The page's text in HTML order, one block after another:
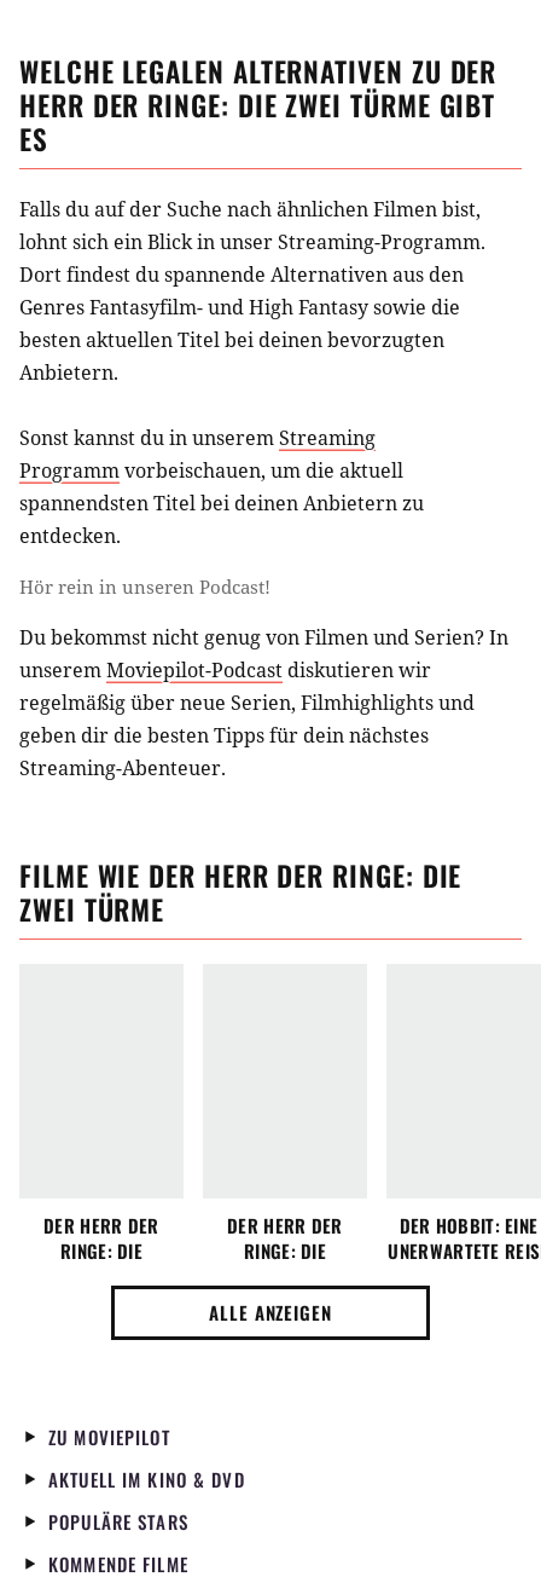
WELCHE LEGALEN ALTERNATIVEN ZU DER
HERR DER RINGE: DIE ZWEI TÜRME GIBT
ES
Falls du auf der Suche nach ähnlichenFilmenbist,
lohnt sich ein Blick in unser Streaming-Programm.
Dort findest du spannende Alternativen aus den
Genres Fantasyfilm- und High Fantasysowie die
besten aktuellen Titel bei deinen bevorzugten
Anbietern.
Sonst kannst du in unseremStreaming
Programmvorbeischauen, um die aktuell
spannendsten Titel bei deinen Anbietern zu
entdecken.
Hör rein in unseren Podcast!
Du bekommst nicht genug von Filmen und Serien? In
unseremMoviepilot-Podcast diskutieren wir
regelmäßig über neue Serien, Filmhighlights und
geben dir die besten Tipps für dein nächstes
Streaming-Abenteuer.
FILME WIE DER HERR DER RINGE: DIE
ZWEI TÜRME
DER HERR DER
RINGE: DIE
DER HERR DER
RINGE: DIE
DER HOBBIT: EINE
UNERWARTETE
ALLE ANZEIGEN
ZU MOVIEPILOT
AKTUELL IM KINO & DVD
POPULÄRE STARS
KOMMENDE FILME